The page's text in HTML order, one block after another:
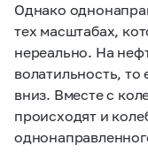
Однако
тех масштабах,
нереально. На
волатильность, то
вниз. Вместе с
происходят и